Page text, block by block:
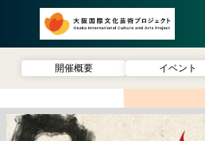
大阪国際文化芸術プ
ロジェクト
開催概要 イベント